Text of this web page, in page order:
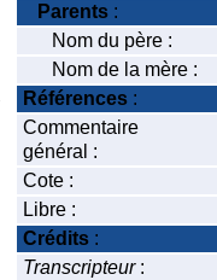
Parents :
Nom du père :
Nom de la mère :
Références :
Commentaire
général :
Cote :
Libre :
Crédits :
Transcripteur: